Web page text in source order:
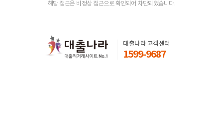
해당 접근은 비정상 접근으로 확인되어 차단되었습니다.
대출나라 고객센터
1599-9687